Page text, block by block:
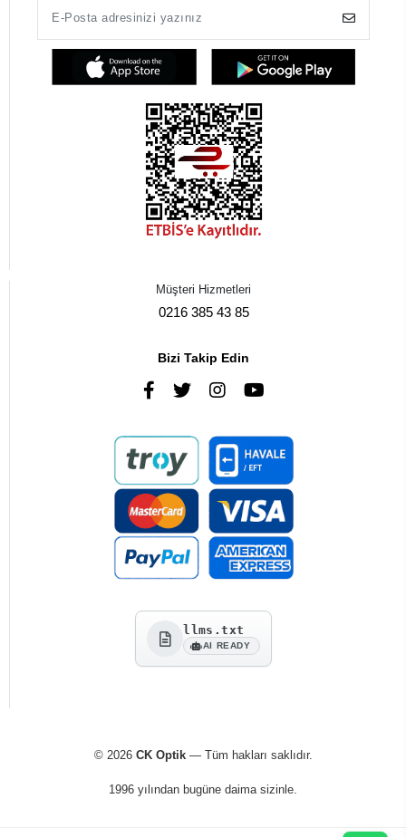
Müşteri Hizmetleri
0216 385 43 85
Bizi Takip Edin
llms.txt
AI READY
© 2026 CK Optik— Tüm hakları saklıdır.
1996 yılından bugüne daima sizinle.